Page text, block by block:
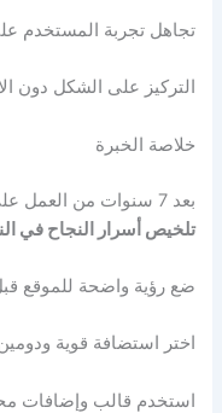
تجاهل تجربة المستخدم
التركيز على الشكل دون
خلاصة الخبرة
بعد 7 سنوات من العمل على مواقع ووردبريس ناجحة
تلخيص أسرار النجاح في
ضع رؤية واضحة للموقع
اختر استضافة قوية
استخدم قالب وإضافات